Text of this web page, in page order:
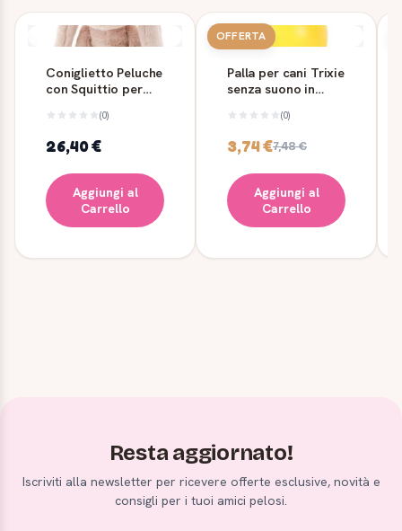
Coniglietto Peluche
con Squittio per
(0)
26,40 €
Aggiungi al
Carrello
OFFERTA
Palla per cani Trixie
senza suono in
cm
(0)
3,74 €7,48 €
Aggiungi al
Carrello
Resta aggiornato!
Iscriviti alla newsletter per ricevere offerte esclusive, novità e
consigli per i tuoi amici pelosi.